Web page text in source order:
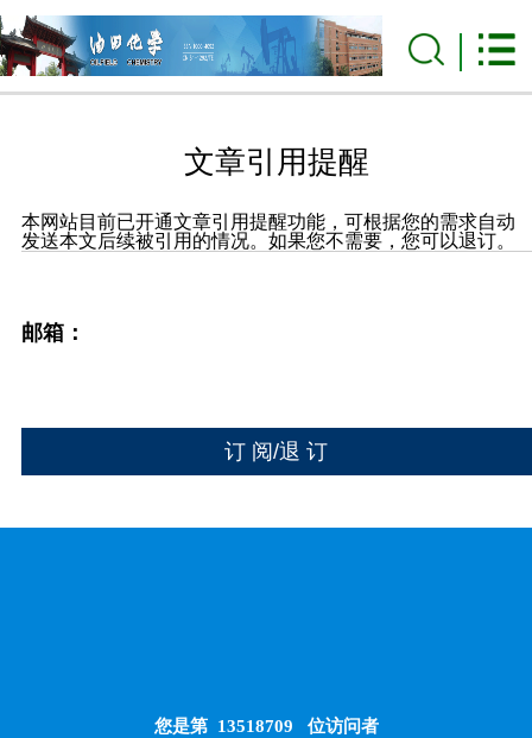
文章引用提醒
本网站目前已开通文章引用提醒功能，可根据您的需求自动
发送本文后续被引用的情况。如果您不需要，您可以退订。
邮箱：
您是第 13518709 位访问者